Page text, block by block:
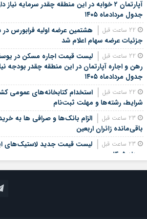
آپارتمان ۲ خوابه در این منطقه چقدر سرمایه نیاز
جدول مردادماه ۱۴۰۵
جزئیات عرضه سهام اعلام شد
لیست قیمت اجاره مسکن در
رهن و اجاره آپارتمان در این منطقه چقدر بودجه
جدول مردادماه ۱۴۰۵
استخدام کتابخانه‌های عمومی
شرایط، رشته‌ها و مهلت ثبت‌نام
الزام بانک‌ها و صرافی ها به
باقی‌مانده زائران اربعین
لیست قیمت جدید لاستیک‌های
مرداد ۱۴۰۵
23 ساعت قبل
جریمه سنگین استخدام